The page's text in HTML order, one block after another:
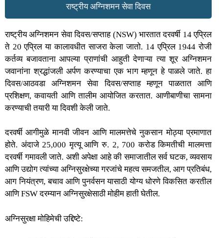
राष्ट्रीय अग्निशमन सेवा दिवस
राष्ट्रीय अग्निशमन सेवा दिवस/सप्ताह (NSW) भारतात दरवर्षी 14 एप्रिल
ते 20 एप्रिल या कालावधीत साजरा केला जातो. 14 एप्रिल 1944 रोजी
कर्तव्य बजावताना आपल्या प्राणांची आहुती देणाऱ्या त्या शूर अग्निशमन
जवानांना श्रद्धांजली अर्पण करण्याचा एक भाग म्हणून हे पाळले जाते. हा
दिवस/आठवडा अग्निशमन सेवा दिवस/सप्ताह म्हणून पाळतात आणि
प्रशिक्षण, कवायती आणि तालीम आयोजित करतात. आणीबाणीचा सामना
करण्याची तयारी या दिवशी केली जाते.
दरवर्षी आगीमुळे मानवी जीवन आणि मालमत्तेचे नुकसान मोठ्या प्रमाणात
होते. अंदाजे 25,000 मृत्यू आणि रु. 2, 700 करोड किमतीची मालमत्ता
दरवर्षी गमावली जाते. अशी अपेक्षा आहे की समाजातील सर्व घटक, व्यवसाय
आणि उद्योग त्यांच्या अग्निसुरक्षेच्या गरजांचे महत्व समजतील, आग प्रतिबंध,
आग नियंत्रण, बचाव आणि पुनर्वसन यासाठी योग्य धोरणे विकसित करतील
आणि FSW दरम्यान अग्निसुरक्षेसाठी मोहीम हाती घेतील.
अग्निसुरक्षा मोहिमेची उद्दिष्टे: